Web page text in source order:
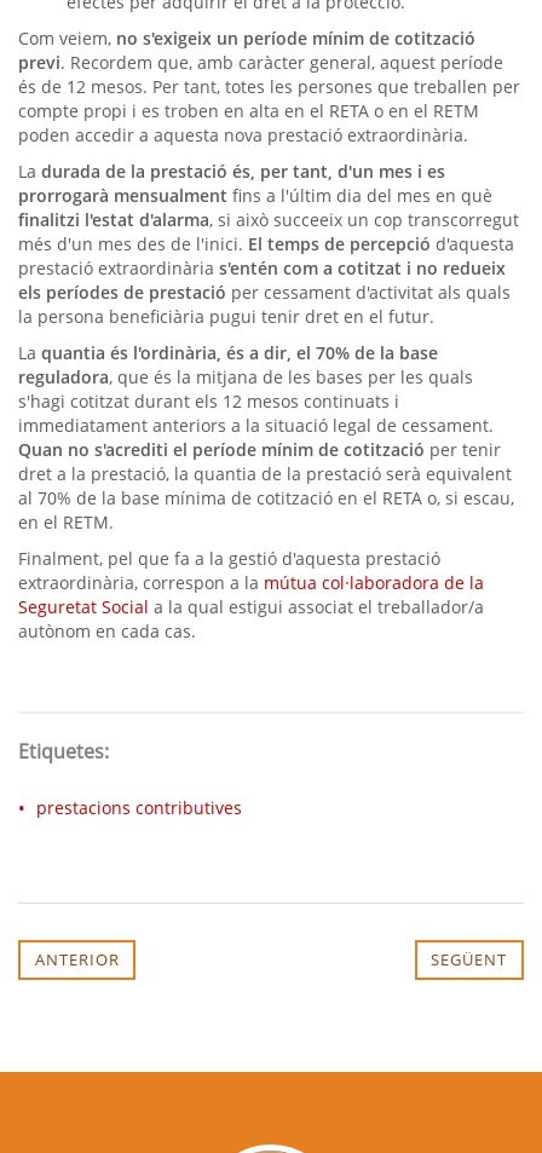
Com veiem, no s'exigeix un període mínim de cotització
previ. Recordem que, amb caràcter general, aquest període
és de 12 mesos. Per tant, totes les persones que treballen per
compte propi i es troben en alta en el RETA o en el RETM
poden accedir a aquesta nova prestació extraordinària.
La durada de la prestació és, per tant, d'un mes i es
prorrogarà mensualment fins a l'últim dia del mes en què
finalitzi l'estat d'alarma, si això succeeix un cop transcorregut
més d'un mes des de l'inici. El temps de percepció d'aquesta
prestació extraordinària s'entén com a cotitzat i no redueix
els períodes de prestació per cessament d'activitat als quals
la persona beneficiària pugui tenir dret en el futur.
La quantia és l'ordinària, és a dir, el 70% de la base
reguladora, que és la mitjana de les bases per les quals
s'hagi cotitzat durant els 12 mesos continuats i
immediatament anteriors a la situació legal de cessament.
Quan no s'acrediti el període mínim de cotització per tenir
dret a la prestació, la quantia de la prestació serà equivalent
al 70% de la base mínima de cotització en el RETA o, si escau,
en el RETM.
Finalment, pel que fa a la gestió d'aquesta prestació
extraordinària, correspon a la mútua col·laboradora de la
Seguretat Social a la qual estigui associat el treballador/a
autònom en cada cas.
Etiquetes:
prestacions contributives
ANTERIOR SEGÜENT